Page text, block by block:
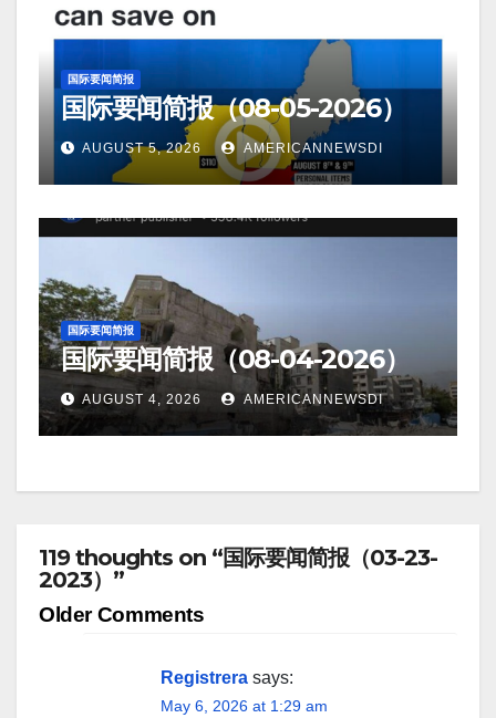
国际要闻简报
国际要闻简报（08-05-2026）
AUGUST 5, 2026 AMERICANNEWSDI
国际要闻简报
国际要闻简报（08-04-2026）
AUGUST 4, 2026 AMERICANNEWSDI
119 thoughts on “国际要闻简报（03-23-
2023）”
Comment
Older Comments
Registrera says:
May 6, 2026 at 1:29 am